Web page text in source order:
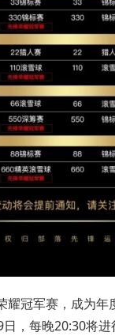
耀冠军赛，成为年
，每晚20:30将